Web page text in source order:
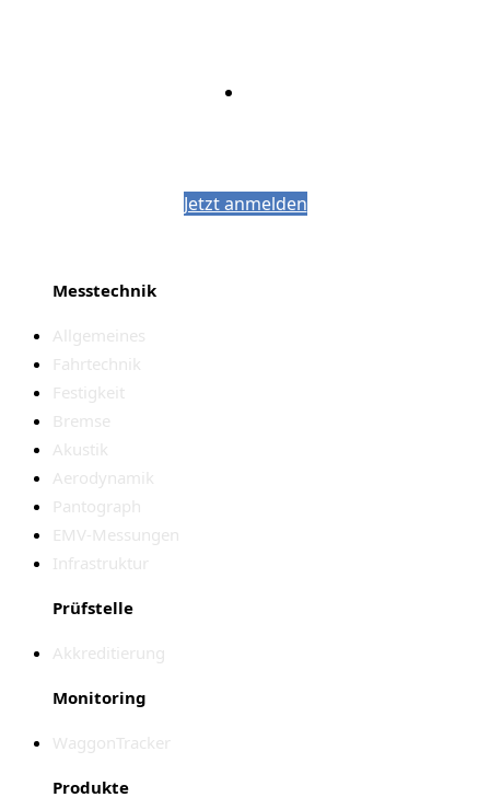
Jetzt anmelden
Messtechnik
Allgemeines
Fahrtechnik
Festigkeit
Bremse
Akustik
Aerodynamik
Pantograph
EMV-Messungen
Infrastruktur
Prüfstelle
Akkreditierung
Monitoring
WaggonTracker
Produkte